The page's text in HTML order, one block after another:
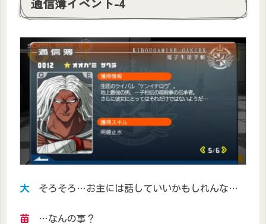
大そろそろ…お主には話していいかもしれんな…
苗 …なんの事？